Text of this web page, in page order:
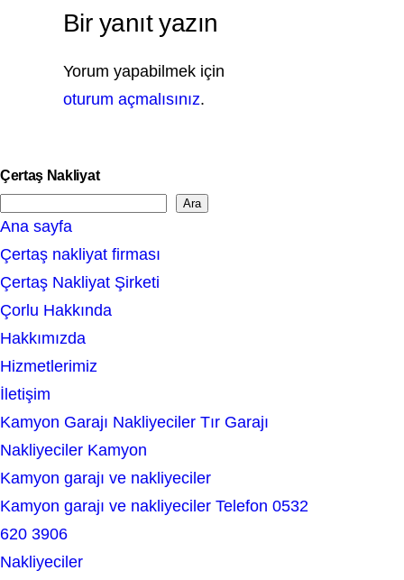
Bir yanıt yazın
Yorum yapabilmek için
oturum açmalısınız.
Çertaş Nakliyat
e
a
r
c
h
Ara
Ana sayfa
Çertaş nakliyat firması
Çertaş Nakliyat Şirketi
Çorlu Hakkında
Hakkımızda
Hizmetlerimiz
İletişim
Kamyon Garajı Nakliyeciler Tır Garajı
Nakliyeciler Kamyon
Kamyon garajı ve nakliyeciler
Kamyon garajı ve nakliyeciler Telefon 0532
620 3906
Nakliyeciler